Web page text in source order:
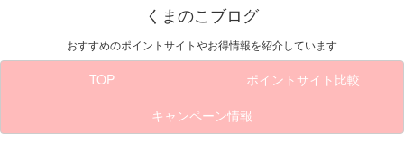
くまのこブログ
おすすめのポイントサイトやお得情報を紹介しています
TOP
ポイントサイト比較
キャンペーン情報